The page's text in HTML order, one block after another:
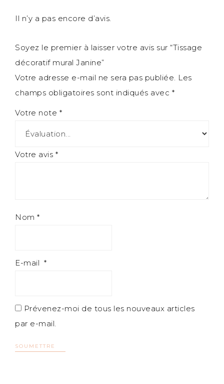
Il n’y a pas encore d’avis.
Soyez le premier à laisser votre avis sur “Tissage
décoratif mural Janine”
Votre adresse e-mail ne sera pas publiée. Les
champs obligatoires sont indiqués avec *
Votre note *
Votre avis *
Nom *
E-mail *
Prévenez-moi de tous les nouveaux articles
par e-mail.